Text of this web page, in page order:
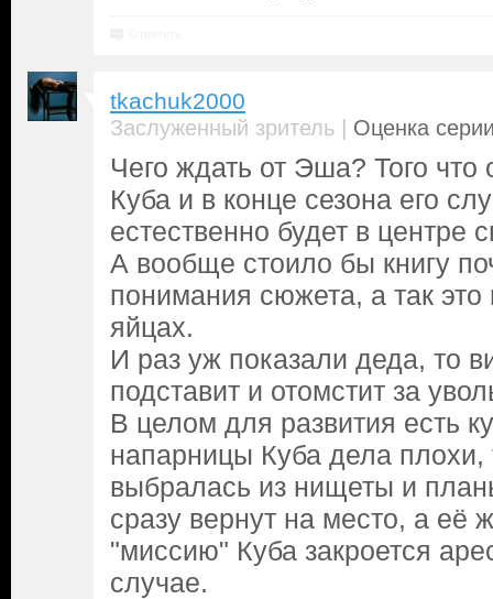
tkachuk2000
Заслуженный зритель | Оценка
Чего ждать от Эша? Того что
Куба и в конце сезона его
естественно будет в центре
А вообще стоило бы книгу
понимания сюжета, а так
яйцах.
И раз уж показали деда, то
подставит и отомстит за
В целом для развития есть
напарницы Куба дела плохи,
выбралась из нищеты и
сразу вернут на место, а её
"миссию" Куба закроется
случае.